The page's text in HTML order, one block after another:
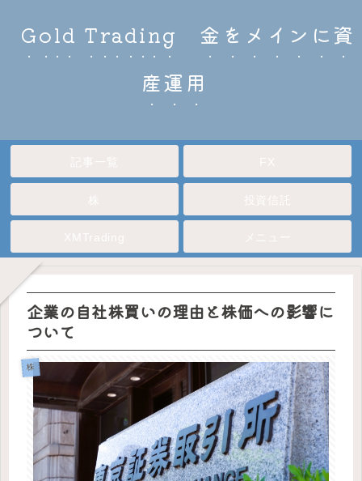
Gold Trading 金をメインに資
産運用
企業の自社株買いの理由と株価への影響に
ついて
株